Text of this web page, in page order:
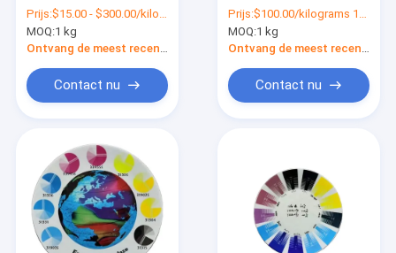
Producten
Video's
Over ons
nr. 65997-18-4 /
1345-24-0
Prijs:$15.00 - $300.00/kilograms
MOQ:1 kg
Ontvang de meest recente Prijs
Contact nu
voor
kunststofrubber
Prijs:$100.00/kilograms 1-999 kilograms
MOQ:1 kg
Ontvang de meest recente Prijs
Contact nu